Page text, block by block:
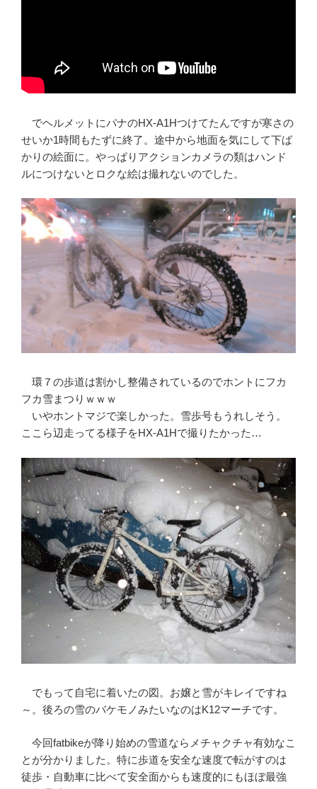
でヘルメットにパナのHX-A1Hつけてたんですが寒さの
せいか1時間もたずに終了。途中から地面を気にして下ば
かりの絵面に。やっぱりアクションカメラの類はハンド
ルにつけないとロクな絵は撮れないのでした。
環７の歩道は割かし整備されているのでホントにフカ
フカ雪まつりｗｗｗ
いやホントマジで楽しかった。雪歩号もうれしそう。
ここら辺走ってる様子をHX-A1Hで撮りたかった…
でもって自宅に着いたの図。お嬢と雪がキレイですね
～。後ろの雪のバケモノみたいなのはK12マーチです。
今回fatbikeが降り始めの雪道ならメチャクチャ有効なこ
とが分かりました。特に歩道を安全な速度で転がすのは
徒歩・自動車に比べて安全面からも速度的にもほぼ最強